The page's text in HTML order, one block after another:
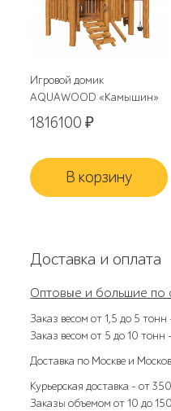
Игровой домик
AQUAWOOD «Камышин»
1816100₽
В корзину
Доставка и оплата
Оптовые и большие по
Заказ весом от 1,5 до 5
Заказ весом от 5 до 10
Доставка по Москве и
Курьерская доставка – от
Заказы объемом от 10 до